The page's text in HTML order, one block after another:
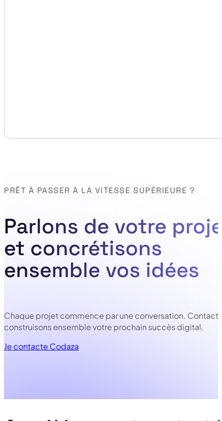
Parlons de votre
et concrétisons
ensemble vos idées
PRÊT À PASSER À LA VITESSE SUPÉRIEURE ?
Chaque projet commence par une conversation.
construisons ensemble votre prochain succès digital.
Je contacte Codaza